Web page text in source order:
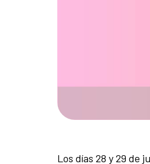
Los días 28 y 29 de